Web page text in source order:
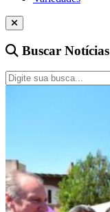
Buscar Notícias